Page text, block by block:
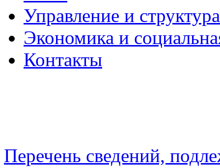
Управление и
Экономика и
Контакты
Перечень сведений,